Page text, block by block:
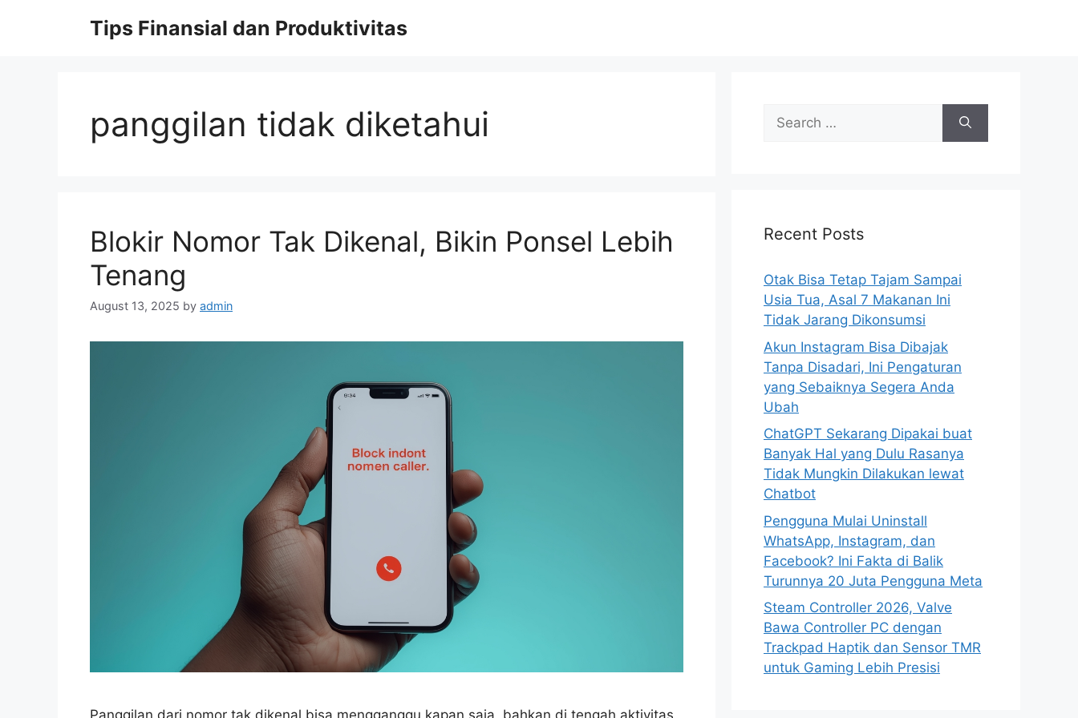
Tips Finansial dan Produktivitas
panggilan tidak diketahui
Blokir Nomor Tak Dikenal, Bikin Ponsel Lebih
Tenang
August 13, 2025 by admin
f
r
:
Recent Posts
Otak Bisa Tetap Tajam Sampai
Usia Tua, Asal 7 Makanan Ini
Tidak Jarang Dikonsumsi
Akun Instagram Bisa Dibajak
Tanpa Disadari, Ini Pengaturan
yang Sebaiknya Segera Anda
Ubah
ChatGPT Sekarang Dipakai buat
Banyak Hal yang Dulu Rasanya
Tidak Mungkin Dilakukan lewat
Chatbot
Pengguna Mulai Uninstall
WhatsApp, Instagram, dan
Facebook? Ini Fakta di Balik
Turunnya 20 Juta Pengguna Meta
Steam Controller 2026, Valve
Bawa Controller PC dengan
Trackpad Haptik dan Sensor TMR
untuk Gaming Lebih Presisi